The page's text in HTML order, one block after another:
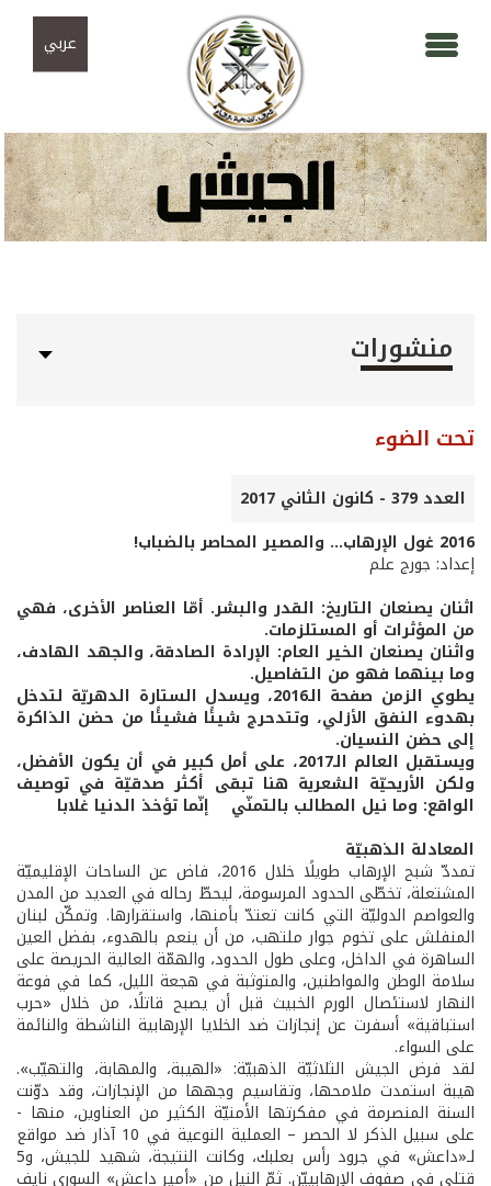
عربي
منشورات
تحت الضوء
العدد 379 - كانون الثاني 2017
2016 غول الإرهاب... والمصير المحاصر بالضباب!
إعداد: جورج علم
اثنان يصنعان التاريخ: القدر والبشر. أمّا العناصر الأخرى، فهي
من المؤثرات أو المستلزمات.
واثنان يصنعان الخير العام: الإرادة الصادقة، والجهد الهادف،
وما بينهما فهو من التفاصيل.
يطوي الزمن صفحة الـ2016، ويسدل الستارة الدهريّة لتدخل
بهدوء النفق الأزلي، وتتدحرج شيئًا فشيئًا من حضن الذاكرة
إلى حضن النسيان.
ويستقبل العالم الـ2017، على أمل كبير في أن يكون الأفضل،
ولكن الأريحيّة الشعرية هنا تبقى أكثر صدقيّة في توصيف
الواقع: وما نيل المطالب بالتمنّي إنّما تؤخذ الدنيا غلابا
المعادلة الذهبيّة
تمددّ شبح الإرهاب طويلًا خلال 2016، فاض عن الساحات الإقليميّة
المشتعلة، تخطّى الحدود المرسومة، ليحطّ رحاله في العديد من المدن
والعواصم الدوليّة التي كانت تعتدّ بأمنها، واستقرارها. وتمكّن لبنان
المنفلش على تخوم جوار ملتهب، من أن ينعم بالهدوء، بفضل العين
الساهرة في الداخل، وعلى طول الحدود، والهمّة العالية الحريصة على
سلامة الوطن والمواطنين، والمتوثبة في هجعة الليل، كما في فوعة
النهار لاستئصال الورم الخبيث قبل أن يصبح قاتلًا، من خلال «حرب
استباقية» أسفرت عن إنجازات ضد الخلايا الإرهابية الناشطة والنائمة
على السواء.
لقد فرض الجيش الثلاثيّة الذهبيّة: «الهيبة، والمهابة، والتهيّب».
هيبة استمدت ملامحها، وتقاسيم وجهها من الإنجازات، وقد دوّنت
السنة المنصرمة في مفكرتها الأمنيّة الكثير من العناوين، منها -
على سبيل الذكر لا الحصر – العملية النوعية في 10 آذار ضد مواقع
لـ«داعش» في جرود رأس بعلبك، وكانت النتيجة، شهيد للجيش، و5
قتلى في صفوف الإرهابييّن. ثمّ النيل من «أمير داعش» السوري نايف